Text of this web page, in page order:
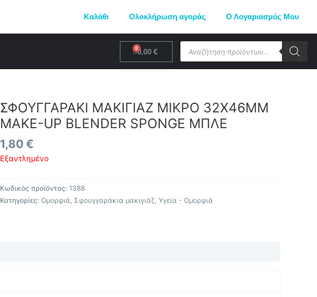
Καλάθι Ολοκλήρωση αγοράς Ο Λογαριασμός Μου
0,00€
Cart
Products
search
ΣΦΟΥΓΓΑΡΑΚΙ ΜΑΚΙΓΙΑΖ ΜΙΚΡΟ 32Χ46MM
MAKE-UP BLENDER SPONGE ΜΠΛΕ
1,80 €
Εξαντλημένο
Κωδικός προϊόντος: 1388
Κατηγορίες: Ομορφιά, Σφουγγαράκια μακιγιάζ, Υγεία - Ομορφιά